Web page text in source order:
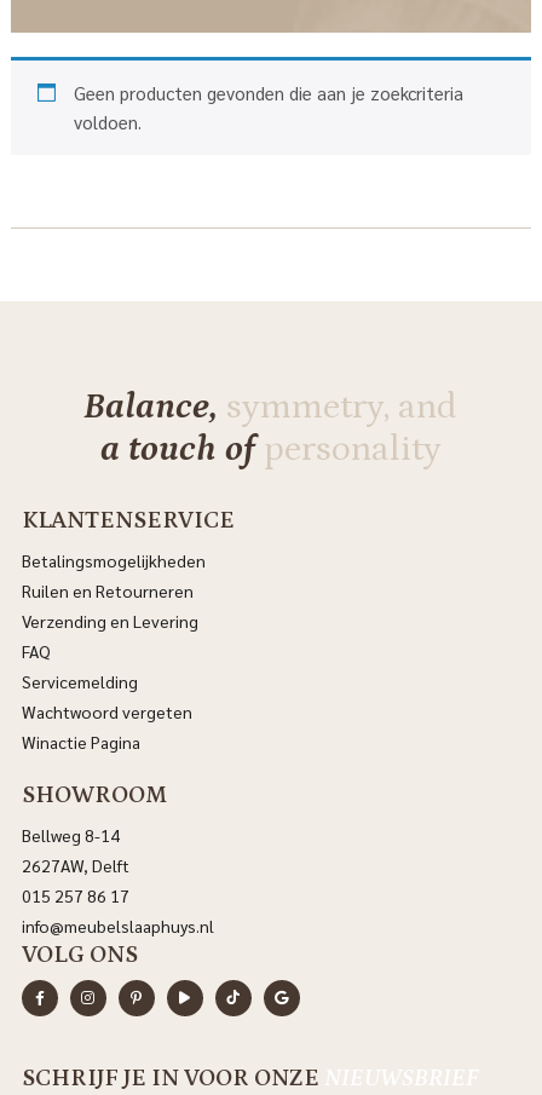
Geen producten gevonden die aan je zoekcriteria
voldoen.
Balance, symmetry, and
a touch ofpersonality
KLANTENSERVICE
Betalingsmogelijkheden
Ruilen en Retourneren
Verzending en Levering
FAQ
Servicemelding
Wachtwoord vergeten
Winactie Pagina
SHOWROOM
Bellweg 8-14
2627AW, Delft
015 257 86 17
info@meubelslaaphuys.nl
VOLG ONS
SCHRIJF JE IN VOOR ONZE NIEUWSBRIEF